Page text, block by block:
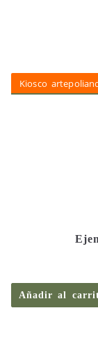
Kiosco
Añadir al